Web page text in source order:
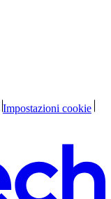
Impostazioni cookie